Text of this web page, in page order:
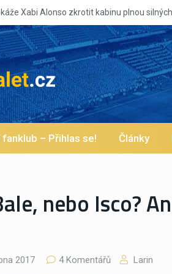
silných eg?
fanklub – Přihlas se! Články
nebo Isco?
2017 4 Komentářů Larin